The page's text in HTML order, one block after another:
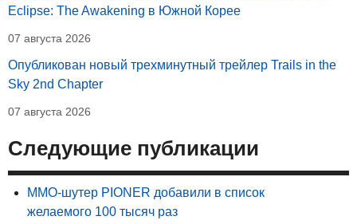
Eclipse: The Awakening в Южной Корее
07 августа 2026
Опубликован новый трехминутный трейлер Trails in the
Sky 2nd Chapter
07 августа 2026
Следующие публикации
MMO-шутер PIONER добавили в список
желаемого 100 тысяч раз